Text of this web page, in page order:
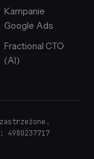
Kampanie
Google Ads
Fractional CTO
(AI)
4980237717